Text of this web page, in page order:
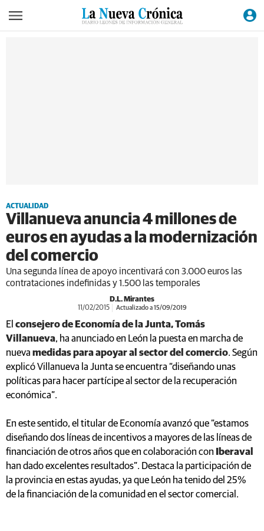
ACTUALIDAD
Villanueva anuncia 4 millones de
euros en ayudas a la modernización
del comercio
Una segunda línea de apoyo incentivará con 3.000 euros las
contrataciones indefinidas y 1.500 las temporales
D.L. Mirantes
11/02/2015 Actualizado a 15/09/2019
El consejero de Economía de la Junta, Tomás
Villanueva, ha anunciado en León la puesta en marcha de
nueva medidas para apoyar al sector del comercio. Según
explicó Villanueva la Junta se encuentra “diseñando unas
políticas para hacer partícipe al sector de la recuperación
económica”.
En este sentido, el titular de Economía avanzó que “estamos
diseñando dos líneas de incentivos a mayores de las líneas de
financiación de otros años que en colaboración con Iberaval
han dado excelentes resultados”. Destaca la participación de
la provincia en estas ayudas, ya que León ha tenido del 25%
de la financiación de la comunidad en el sector comercial.